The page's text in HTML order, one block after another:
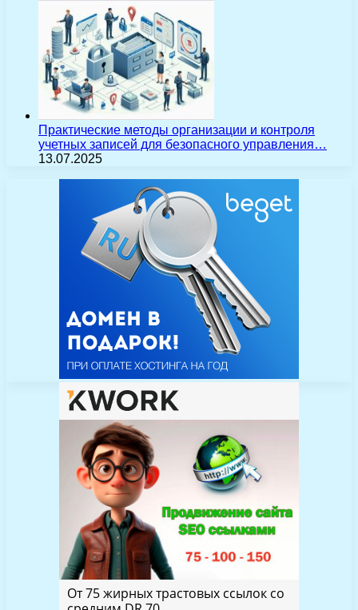
Практические методы организации и контроля
учетных записей для безопасного управления…
13.07.2025